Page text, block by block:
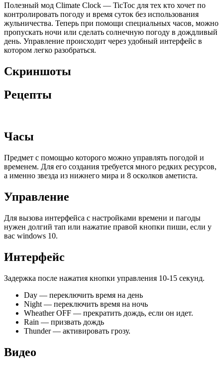
Полезный мод Climate Clock — TicToc для тех кто хочет по
контролировать погоду и время суток без использования
жульничества. Теперь при помощи специальных часов, можно
пропускать ночи или сделать солнечную погоду в дождливый
день. Управление происходит через удобный интерфейс в
котором легко разобраться.
Скриншоты
Рецепты
Часы
Предмет с помощью которого можно управлять погодой и
временем. Для его создания требуется много редких ресурсов,
а именно звезда из нижнего мира и 8 осколков аметиста.
Управление
Для вызова интерфейса с настройками времени и пагоды
нужен долгий тап или нажатие правой кнопки пиши, если у
вас windows 10.
Интерфейс
Задержка после нажатия кнопки управления 10-15 секунд.
Day — переключить время на день
Night — переключить время на ночь
Wheather OFF — прекратить дождь, если он идет.
Rain — призвать дождь
Thunder — активировать грозу.
Видео